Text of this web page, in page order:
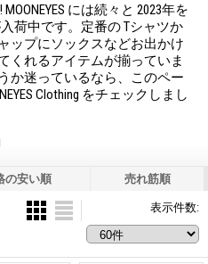
には続々と 2023年を
入荷中です。定番の Tシャツか
ップにソックスなどお出かけ
くれるアイテムが揃っていま
か迷っているなら、このペー
Clothing をチェックしまし
の安い順 売れ筋順
表示件数: